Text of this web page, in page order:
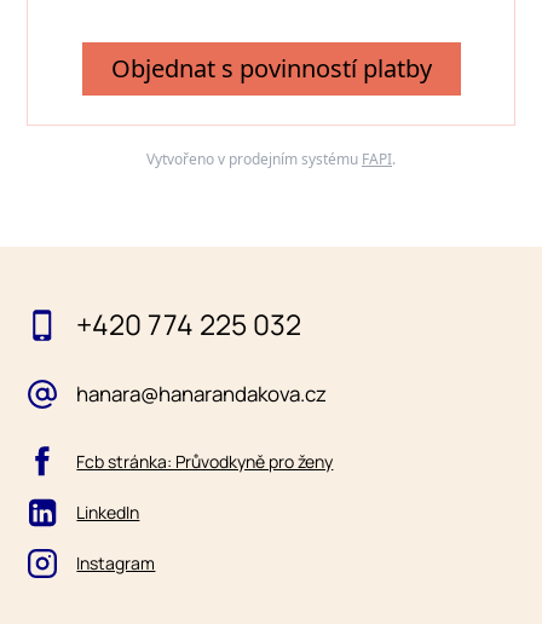
Objednat s povinností platby
Vytvořeno v prodejním systému FAPI.
+420 774 225 032
hanara@hanarandakova.cz
Fcb stránka: Průvodkyně pro ženy
LinkedIn
Instagram